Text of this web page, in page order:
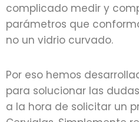
complicado medir y
parámetros que
no un vidrio curvado.
Por eso hemos
para solucionar las
a la hora de solicitar un